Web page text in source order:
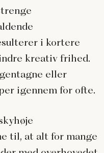
i kortere
kreativ frihed.
eller
igennem for ofte.
til, at alt for mange